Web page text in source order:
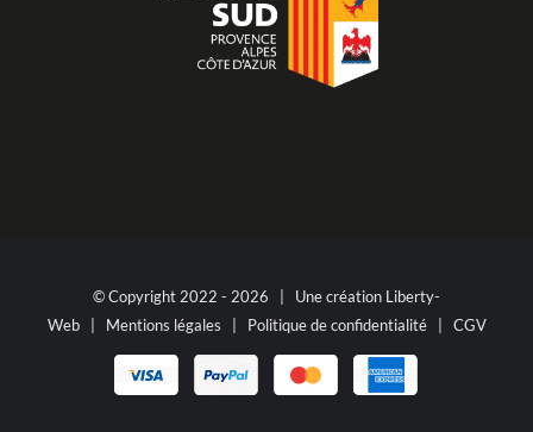
© Copyright 2022 - 2026 | Une création Liberty-
Web| Mentions légales Politique de confidentialité| CGV